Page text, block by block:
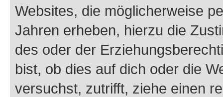
Websites, die möglicherweise
Jahren erheben, hierzu die
des oder der
bist, ob dies auf dich oder die
versuchst, zutrifft, ziehe einen